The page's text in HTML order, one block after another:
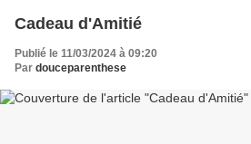
Cadeau d'Amitié
Publié le 11/03/2024 à 09:20
Par douceparenthese